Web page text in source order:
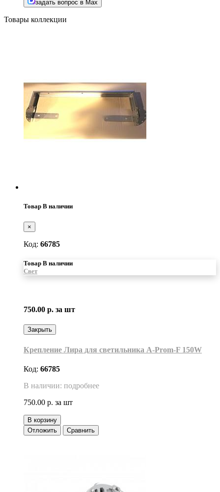
задать вопрос в Max
Товары коллекции
Товар В наличии
×
Код: 66785
Товар В наличии
Свет
750.00 р. за шт
Закрыть
Крепление Лира для светильника A-Prom-F 150W
Код: 66785
В наличии: подробнее
750.00 р. за шт
В корзину
Отложить
Сравнить